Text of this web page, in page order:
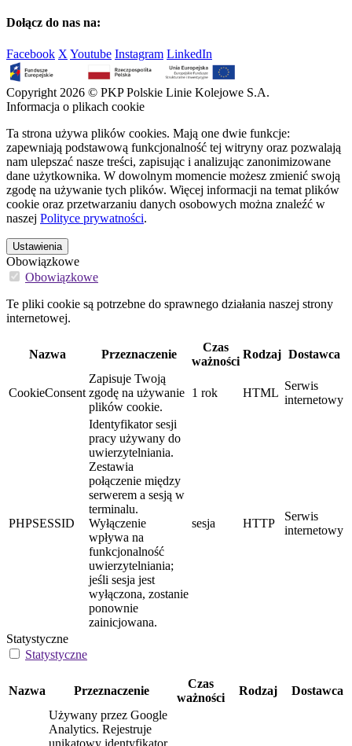
Dołącz do nas na:
Facebook X Youtube Instagram LinkedIn
Copyright 2026 © PKP Polskie Linie Kolejowe S.A.
Informacja o plikach cookie
Ta strona używa plików cookies. Mają one dwie funkcje:
zapewniają podstawową funkcjonalność tej witryny oraz pozwalają
nam ulepszać nasze treści, zapisując i analizując zanonimizowane
dane użytkownika. W dowolnym momencie możesz zmienić swoją
zgodę na używanie tych plików. Więcej informacji na temat plików
cookie oraz przetwarzaniu danych osobowych można znaleźć w
naszej Polityce prywatności.
Ustawienia
Obowiązkowe
Obowiązkowe
Te pliki cookie są potrzebne do sprawnego działania naszej strony
internetowej.
Nazwa Przeznaczenie
Czas
ważności
Rodzaj Dostawca
CookieConsent
Zapisuje Twoją
zgodę na używanie
plików cookie.
1 rok HTML
Serwis
internetowy
PHPSESSID
Identyfikator sesji
pracy używany do
uwierzytelniania.
Zestawia
połączenie między
serwerem a sesją w
terminalu.
Wyłączenie
wpływa na
funkcjonalność
uwierzytelniania;
jeśli sesja jest
wyłączona, zostanie
ponownie
zainicjowana.
sesja HTTP
Serwis
internetowy
Statystyczne
Statystyczne
Nazwa Przeznaczenie
Czas
ważności
Rodzaj
Dostawca
Używany przez Google
Analytics. Rejestruje